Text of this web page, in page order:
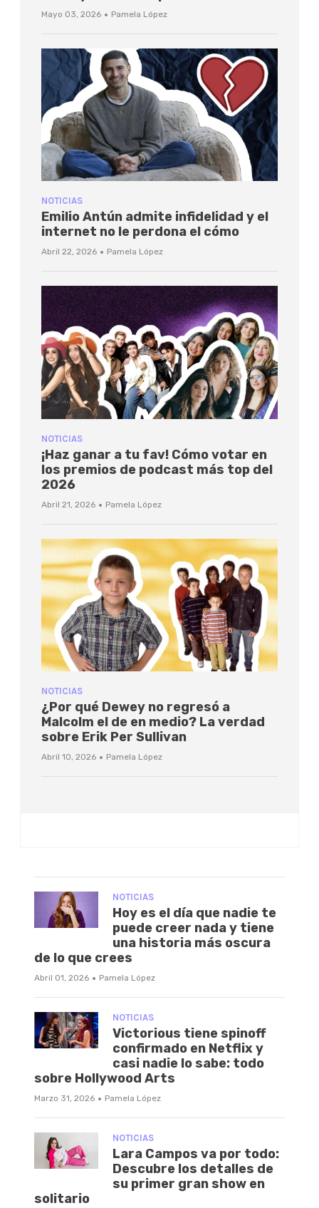
Mayo 03, 2026 · Pamela López
NOTICIAS
Emilio Antún admite infidelidad y el
internet no le perdona el cómo
Abril 22, 2026 · Pamela López
NOTICIAS
¡Haz ganar a tu fav! Cómo votar en
los premios de podcast más top del
2026
Abril 21, 2026 · Pamela López
NOTICIAS
¿Por qué Dewey no regresó a
Malcolm el de en medio? La verdad
sobre Erik Per Sullivan
Abril 10, 2026 · Pamela López
NOTICIAS
Hoy es el día que nadie te
puede creer nada y tiene
una historia más oscura
de lo que crees
Abril 01, 2026 · Pamela López
NOTICIAS
Victorious tiene spinoff
confirmado en Netflix y
casi nadie lo sabe: todo
sobre Hollywood Arts
Marzo 31, 2026 · Pamela López
NOTICIAS
Lara Campos va por todo:
Descubre los detalles de
su primer gran show en
solitario